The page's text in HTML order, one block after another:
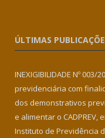
ÚLTIMAS
INEXIGIBILIDADE Nº
previdenciária com
dos demonstrativos
e alimentar o
Instituto de Previdência